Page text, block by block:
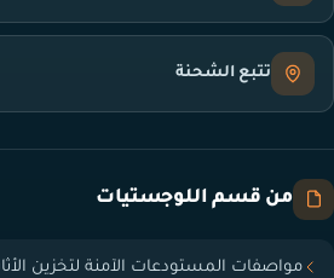
تتبع الشحنة
من قسم اللوجستيات
مواصفات المستودعات الآمنة لتخزين